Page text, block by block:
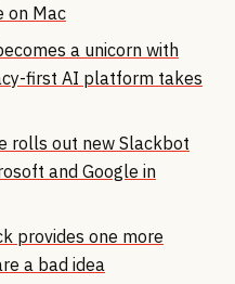
on Mac
a unicorn with
first AI platform takes
rolls out new Slackbot
and Google in
provides one more
a bad idea